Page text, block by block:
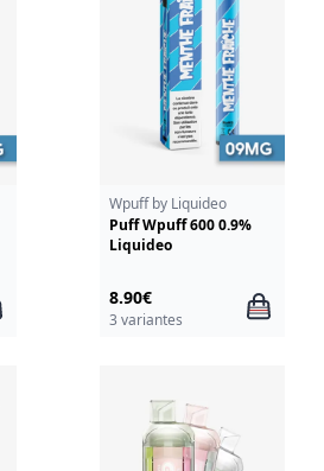
Wpuff by Liquideo
Puff Wpuff 600 0.9%
Liquideo
8.90€
3 variantes